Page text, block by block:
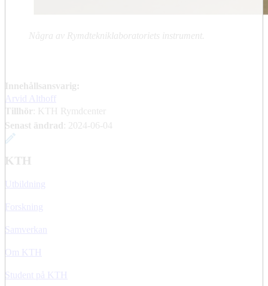
Några av Rymdtekniklaboratoriets instrument.
Innehållsansvarig:
Arvid Althoff
Tillhör
: KTH Rymdcenter
Senast ändrad
2024-06-04
KTH
Utbildning
Forskning
Samverkan
Om KTH
Student på KTH